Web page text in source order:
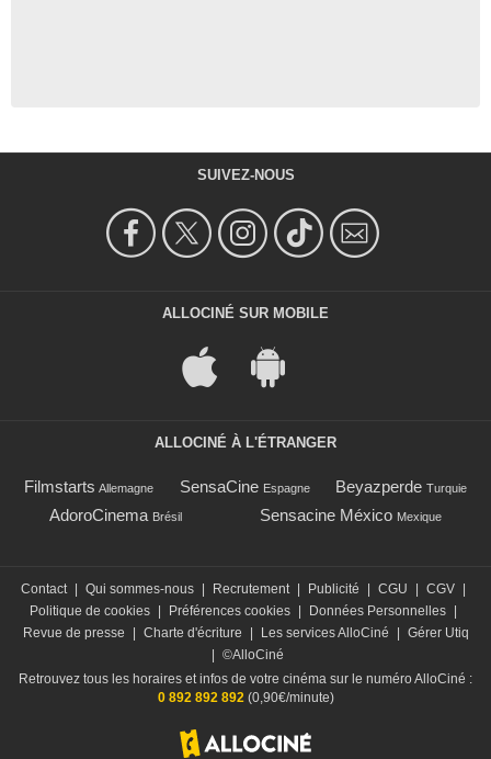
SUIVEZ-NOUS
ALLOCINÉ SUR MOBILE
ALLOCINÉ À L'ÉTRANGER
Filmstarts Allemagne SensaCine Espagne Beyazperde Turquie
AdoroCinema Brésil Sensacine México Mexique
Contact | Qui sommes-nous | Recrutement | Publicité | CGU | CGV |
Politique de cookies | Préférences cookies | Données Personnelles |
Revue de presse
| Charte d'écriture | Les services AlloCiné | Gérer Utiq
| ©AlloCiné
Retrouvez tous les horaires et infos de votre cinéma sur le numéro AlloCiné :
0 892 892 892(0,90€/minute)